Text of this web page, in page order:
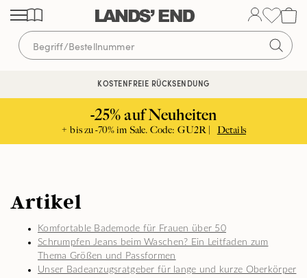
Direkt
zum
Inhalt
Direkt
zur
Navigation
Direkt
zur
Suche
KOSTENFREIE RÜCKSENDUNG
-25% auf Neuheiten
+ bis zu -70% im Sale. Code: GU2R | Details
Artikel
Komfortable Bademode für Frauen über 50
Schrumpfen Jeans beim Waschen? Ein Leitfaden zum
Thema Größen und Passformen
Unser Badeanzugsratgeber für lange und kurze Oberkörper